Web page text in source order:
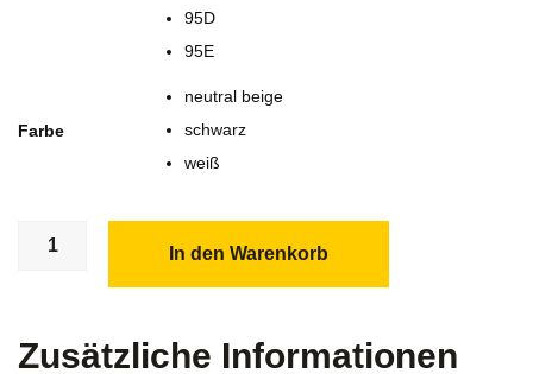
95D
95E
Farbe
neutral beige
schwarz
weiß
In den Warenkorb
Zusätzliche Informationen